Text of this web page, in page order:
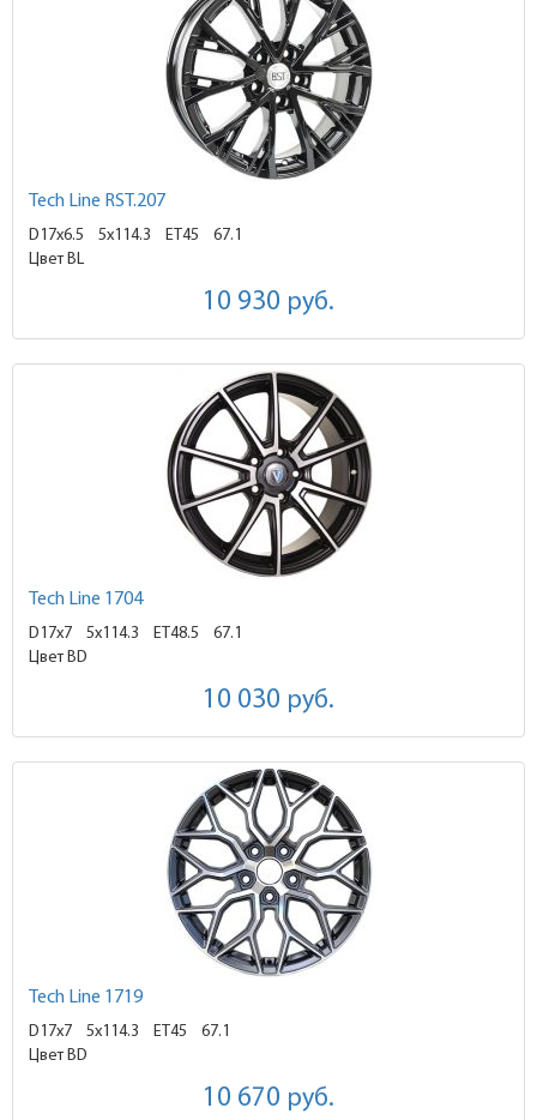
Tech Line RST.207
D17x6.5 5x114.3 ET45
67.1
Цвет BL
10 930 руб.
Tech Line 1704
D17x7 5x114.3 ET48.5
67.1
Цвет BD
10 030 руб.
Tech Line 1719
D17x7 5x114.3 ET45
67.1
Цвет BD
10 670 руб.